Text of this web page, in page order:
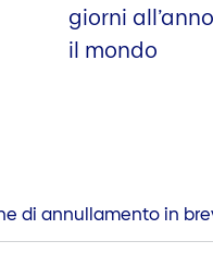
giorni
il mondo
di annullamento in